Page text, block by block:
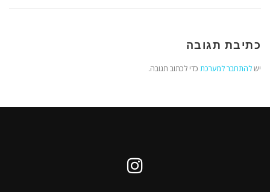
כתיבת תגובה
ישלהתחבר למערכת כדי לכתוב תגובה.